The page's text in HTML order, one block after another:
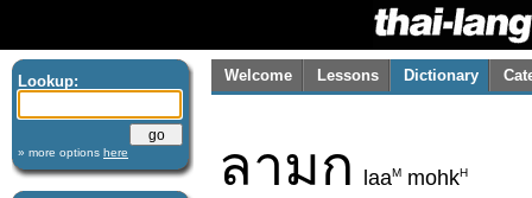
Lookup:
» more options here
Welcome Lessons Dictionary
ลามก laaM mohkH